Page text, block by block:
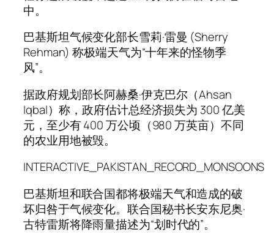
中。
巴基斯坦气候变化部长雪莉·雷曼 (Sherry
Rehman) 称极端天气为“十年来的怪物季
风”。
据政府规划部长阿赫桑·伊克巴尔（Ahsan
Iqbal）称，政府估计总经济损失为 300 亿美
元，至少有 400 万公顷（980 万英亩）不同
的农业用地被毁。
INTERACTIVE_PAKISTAN_RECORD_MONSOONS
巴基斯坦和联合国都将极端天气和造成的破
坏归咎于气候变化。联合国秘书长安东尼奥·
古特雷斯将降雨量描述为“划时代的”。